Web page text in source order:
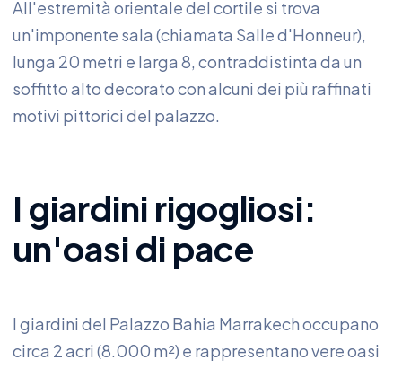
All'estremità orientale del cortile si trova
un'imponente sala (chiamata Salle d'Honneur),
lunga 20 metri e larga 8, contraddistinta da un
soffitto alto decorato con alcuni dei più raffinati
motivi pittorici del palazzo.
I giardini rigogliosi:
un'oasi di pace
I giardini del Palazzo Bahia Marrakech occupano
circa 2 acri (8.000 m²) e rappresentano vere oasi